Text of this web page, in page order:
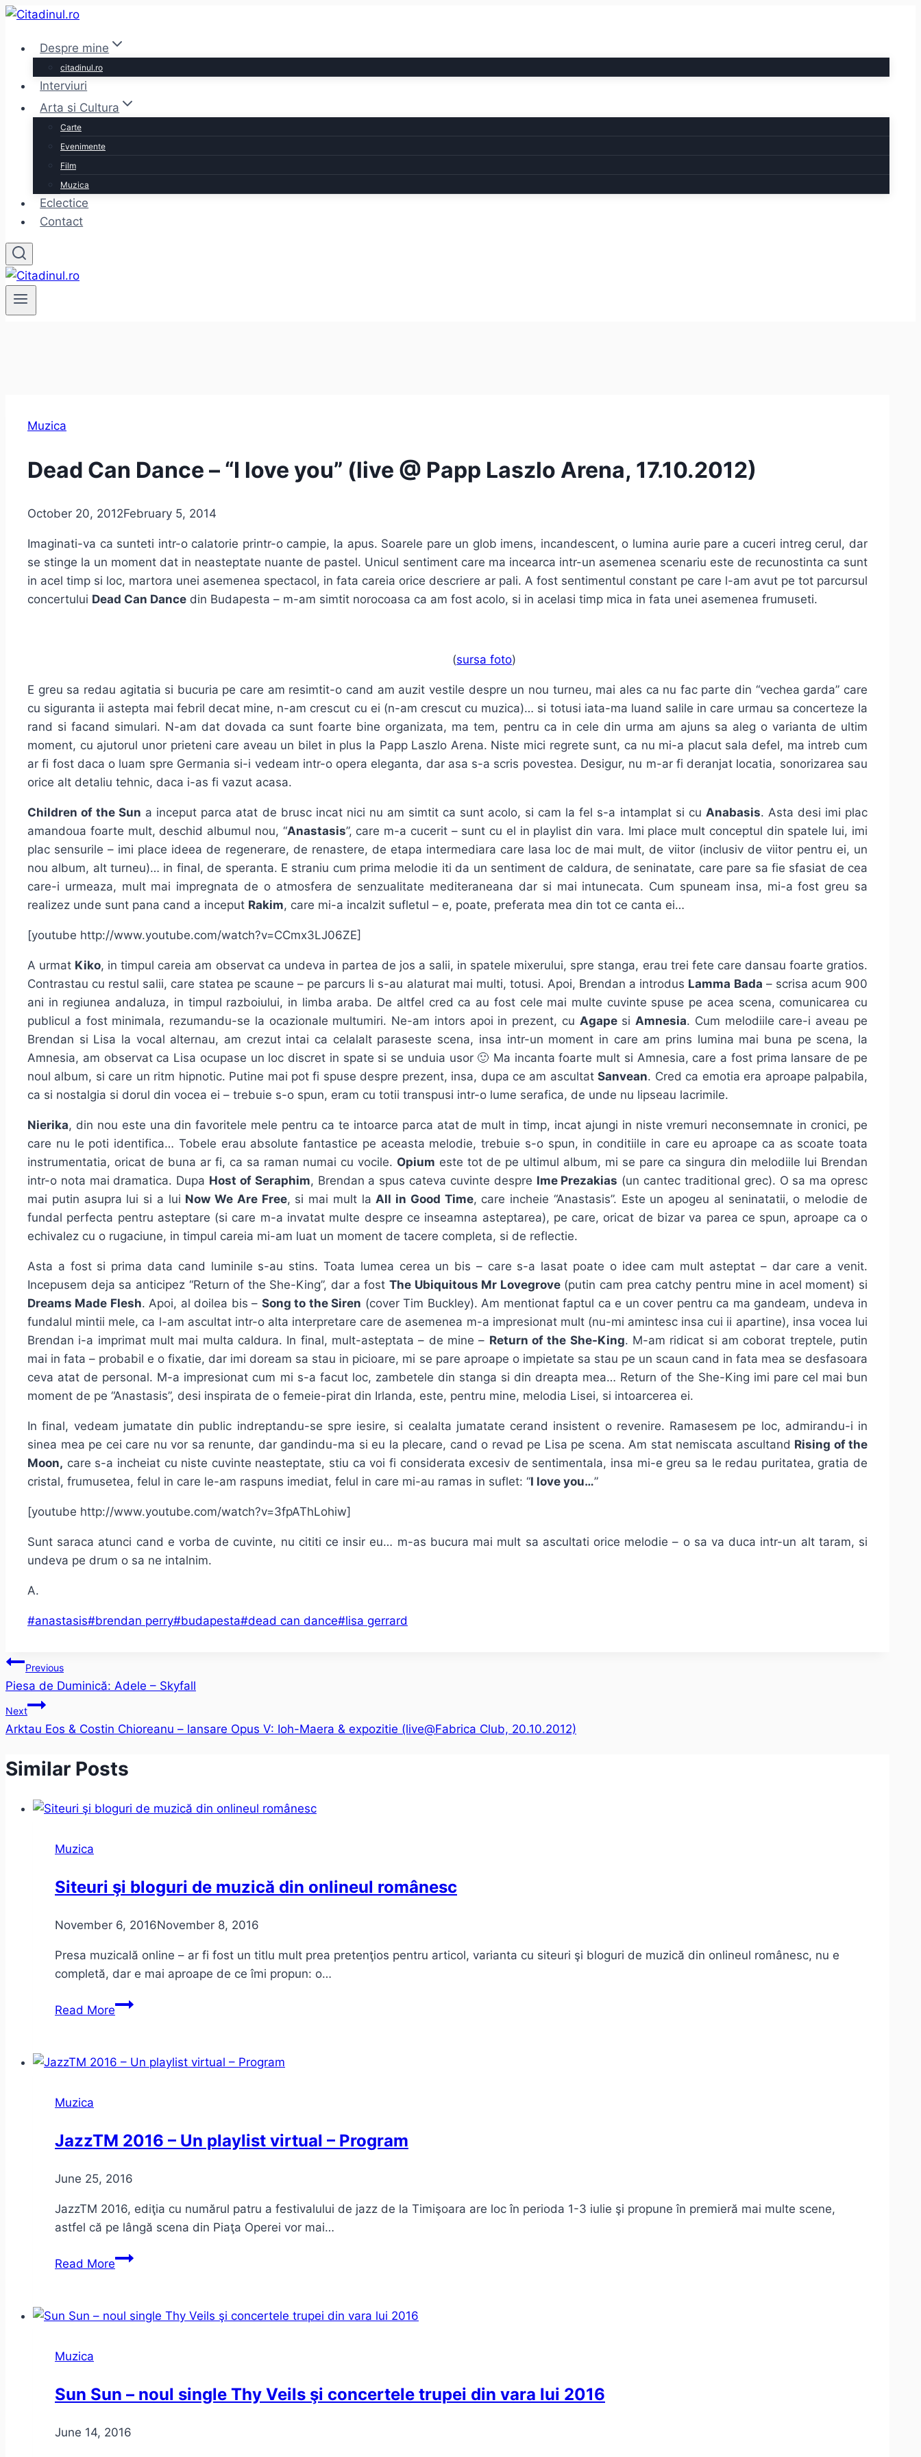
Skip
contentDespre mine
citadinul.ro
Interviuri
Arta si Cultura
Carte
Evenimente
Film
Muzica
Eclectice
Contact
Muzica
Dead Can Dance – “I love you” (live @ Papp Laszlo Arena, 17.10.2012)
October 20, 2012February 5, 2014
Imaginati-va ca sunteti intr-o calatorie printr-o campie, la apus. Soarele pare un glob imens, incandescent, o lumina aurie pare a cuceri intreg cerul, dar
se stinge la un moment dat in neasteptate nuante de pastel. Unicul sentiment care ma incearca intr-un asemenea scenariu este de recunostinta ca sunt
in acel timp si loc, martora unei asemenea spectacol, in fata careia orice descriere ar pali. A fost sentimentul constant pe care l-am avut pe tot parcursul
concertului Dead Can Dance din Budapesta – m-am simtit norocoasa ca am fost acolo, si in acelasi timp mica in fata unei asemenea frumuseti.
(sursa foto)
E greu sa redau agitatia si bucuria pe care am resimtit-o cand am auzit vestile despre un nou turneu, mai ales ca nu fac parte din “vechea garda” care
cu siguranta ii astepta mai febril decat mine, n-am crescut cu ei (n-am crescut cu muzica)… si totusi iata-ma luand salile in care urmau sa concerteze la
rand si facand simulari. N-am dat dovada ca sunt foarte bine organizata, ma tem, pentru ca in cele din urma am ajuns sa aleg o varianta de ultim
moment, cu ajutorul unor prieteni care aveau un bilet in plus la Papp Laszlo Arena. Niste mici regrete sunt, ca nu mi-a placut sala defel, ma intreb cum
ar fi fost daca o luam spre Germania si-i vedeam intr-o opera eleganta, dar asa s-a scris povestea. Desigur, nu m-ar fi deranjat locatia, sonorizarea sau
orice alt detaliu tehnic, daca i-as fi vazut acasa.
Children of the Sun a inceput parca atat de brusc incat nici nu am simtit ca sunt acolo, si cam la fel s-a intamplat si cu Anabasis. Asta desi imi plac
amandoua foarte mult, deschid albumul nou, “Anastasis”, care m-a cucerit – sunt cu el in playlist din vara. Imi place mult conceptul din spatele lui, imi
plac sensurile – imi place ideea de regenerare, de renastere, de etapa intermediara care lasa loc de mai mult, de viitor (inclusiv de viitor pentru ei, un
nou album, alt turneu)… in final, de speranta. E straniu cum prima melodie iti da un sentiment de caldura, de seninatate, care pare sa fie sfasiat de cea
care-i urmeaza, mult mai impregnata de o atmosfera de senzualitate mediteraneana dar si mai intunecata. Cum spuneam insa, mi-a fost greu sa
realizez unde sunt pana cand a inceput Rakim, care mi-a incalzit sufletul – e, poate, preferata mea din tot ce canta ei…
[youtube http://www.youtube.com/watch?v=CCmx3LJ06ZE]
A urmat Kiko, in timpul careia am observat ca undeva in partea de jos a salii, in spatele mixerului, spre stanga, erau trei fete care dansau foarte gratios.
Contrastau cu restul salii, care statea pe scaune – pe parcurs li s-au alaturat mai multi, totusi. Apoi, Brendan a introdus Lamma Bada – scrisa acum 900
ani in regiunea andaluza, in timpul razboiului, in limba araba. De altfel cred ca au fost cele mai multe cuvinte spuse pe acea scena, comunicarea cu
publicul a fost minimala, rezumandu-se la ocazionale multumiri. Ne-am intors apoi in prezent, cu AgapesiAmnesia. Cum melodiile care-i aveau pe
Brendan si Lisa la vocal alternau, am crezut intai ca celalalt paraseste scena, insa intr-un moment in care am prins lumina mai buna pe scena, la
Amnesia, am observat ca Lisa ocupase un loc discret in spate si se unduia usor 🙂 Ma incanta foarte mult si Amnesia, care a fost prima lansare de pe
noul album, si care un ritm hipnotic. Putine mai pot fi spuse despre prezent, insa, dupa ce am ascultatSanvean. Cred ca emotia era aproape palpabila,
ca si nostalgia si dorul din vocea ei – trebuie s-o spun, eram cu totii transpusi intr-o lume serafica, de unde nu lipseau lacrimile.
Nierika, din nou este una din favoritele mele pentru ca te intoarce parca atat de mult in timp, incat ajungi in niste vremuri neconsemnate in cronici, pe
care nu le poti identifica… Tobele erau absolute fantastice pe aceasta melodie, trebuie s-o spun, in conditiile in care eu aproape ca as scoate toata
instrumentatia, oricat de buna ar fi, ca sa raman numai cu vocile. Opium este tot de pe ultimul album, mi se pare ca singura din melodiile lui Brendan
intr-o nota mai dramatica. Dupa Host of Seraphim, Brendan a spus cateva cuvinte despre Ime Prezakias (un cantec traditional grec). O sa ma opresc
mai putin asupra lui si a lui Now We Are Free, si mai mult laAll in Good Time, care incheie “Anastasis”. Este un apogeu al seninatatii, o melodie de
fundal perfecta pentru asteptare (si care m-a invatat multe despre ce inseamna asteptarea), pe care, oricat de bizar va parea ce spun, aproape ca o
echivalez cu o rugaciune, in timpul careia mi-am luat un moment de tacere completa, si de reflectie.
Asta a fost si prima data cand luminile s-au stins. Toata lumea cerea un bis – care s-a lasat poate o idee cam mult asteptat – dar care a venit.
Incepusem deja sa anticipez “Return of the She-King”, dar a fost The Ubiquitous Mr Lovegrove(putin cam prea catchy pentru mine in acel moment) si
Dreams Made Flesh. Apoi, al doilea bis – Song to the Siren (cover Tim Buckley). Am mentionat faptul ca e un cover pentru ca ma gandeam, undeva in
fundalul mintii mele, ca l-am ascultat intr-o alta interpretare care de asemenea m-a impresionat mult (nu-mi amintesc insa cui ii apartine), insa vocea lui
Brendan i-a imprimat mult mai multa caldura. In final, mult-asteptata – de mine – Return of the She-King. M-am ridicat si am coborat treptele, putin
mai in fata – probabil e o fixatie, dar imi doream sa stau in picioare, mi se pare aproape o impietate sa stau pe un scaun cand in fata mea se desfasoara
ceva atat de personal. M-a impresionat cum mi s-a facut loc, zambetele din stanga si din dreapta mea… Return of the She-King imi pare cel mai bun
moment de pe “Anastasis”, desi inspirata de o femeie-pirat din Irlanda, este, pentru mine, melodia Lisei, si intoarcerea ei.
In final, vedeam jumatate din public indreptandu-se spre iesire, si cealalta jumatate cerand insistent o revenire. Ramasesem pe loc, admirandu-i in
sinea mea pe cei care nu vor sa renunte, dar gandindu-ma si eu la plecare, cand o revad pe Lisa pe scena. Am stat nemiscata ascultand Rising of the
Moon, care s-a incheiat cu niste cuvinte neasteptate, stiu ca voi fi considerata excesiv de sentimentala, insa mi-e greu sa le redau puritatea, gratia de
cristal, frumusetea, felul in care le-am raspuns imediat, felul in care mi-au ramas in suflet: “I love you…”
[youtube http://www.youtube.com/watch?v=3fpAThLohiw]
Sunt saraca atunci cand e vorba de cuvinte, nu cititi ce insir eu… m-as bucura mai mult sa ascultati orice melodie – o sa va duca intr-un alt taram, si
undeva pe drum o sa ne intalnim.
A.
Post
#anastasis#brendan perry#budapesta#dead can dance#lisa gerrard
Post
navigation
Previous
Piesa de Duminică: Adele – Skyfall
Next
Arktau Eos & Costin Chioreanu – lansare Opus V: Ioh-Maera & expozitie (live@Fabrica Club, 20.10.2012)
Similar Posts
Muzica
Siteuri şi bloguri de muzică din onlineul românesc
November 6, 2016November 8, 2016
Presa muzicală online – ar fi fost un titlu mult prea pretenţios pentru articol, varianta cu siteuri şi bloguri de muzică din onlineul românesc, nu e
completă, dar e mai aproape de ce îmi propun: o…
Read MoreSiteuri
de
românesc
Muzica
JazzTM 2016 – Un playlist virtual – Program
June 25, 2016
JazzTM 2016, ediţia cu numărul patru a festivalului de jazz de la Timişoara are loc în perioda 1-3 iulie şi propune în premieră mai multe scene,
astfel că pe lângă scena din Piaţa Operei vor mai…
Read MoreJazzTM
Un
Muzica
Sun Sun – noul single Thy Veils şi concertele trupei din vara lui 2016
June 14, 2016